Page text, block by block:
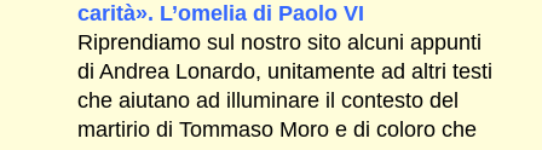
carità». L’omelia di Paolo VI
Riprendiamo sul nostro sito alcuni appunti
di Andrea Lonardo, unitamente ad altri testi
che aiutano ad illuminare il contesto del
martirio di Tommaso Moro e di coloro che